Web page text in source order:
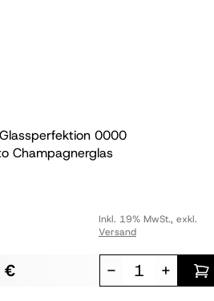
0000
Champagnerglas
€
Inkl. 19% MwSt., exkl.
Versand
- +